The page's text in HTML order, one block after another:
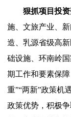
狠抓项目投资
施、文旅产业、
造、乳源省级高
础设施、环南岭
期工作和要素保
重”“两新”政策机
政策优势，积极